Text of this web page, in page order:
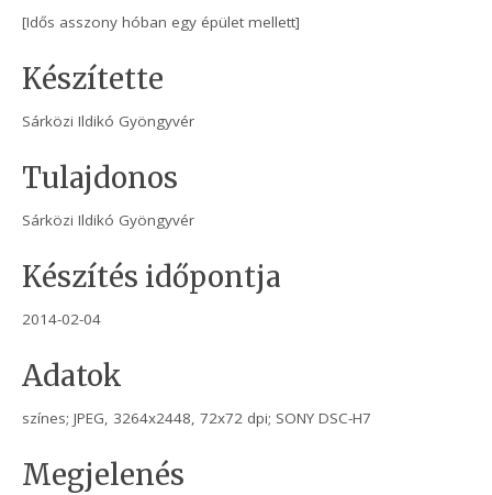
[Idős asszony hóban egy épület mellett]
Készítette
Sárközi Ildikó Gyöngyvér
Tulajdonos
Sárközi Ildikó Gyöngyvér
Készítés időpontja
2014-02-04
Adatok
színes; JPEG, 3264x2448, 72x72 dpi; SONY DSC-H7
Megjelenés